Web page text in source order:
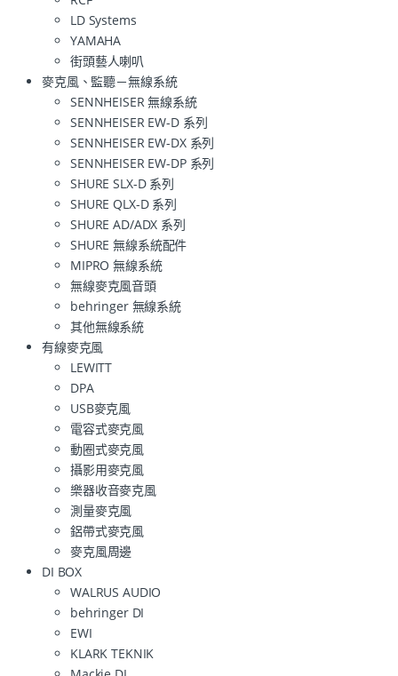
LD Systems
YAMAHA
街頭藝人喇叭
麥克風、監聽－無線系統
SENNHEISER 無線系統
SENNHEISER EW-D 系列
SENNHEISER EW-DX 系列
SENNHEISER EW-DP 系列
SHURE SLX-D 系列
SHURE QLX-D 系列
SHURE AD/ADX 系列
SHURE 無線系統配件
MIPRO 無線系統
無線麥克風音頭
behringer 無線系統
其他無線系統
有線麥克風
LEWITT
DPA
USB麥克風
電容式麥克風
動圈式麥克風
攝影用麥克風
樂器收音麥克風
測量麥克風
鋁帶式麥克風
麥克風周邊
DI BOX
WALRUS AUDIO
behringer DI
EWI
KLARK TEKNIK